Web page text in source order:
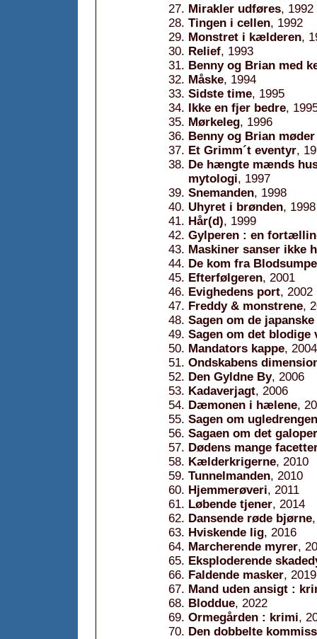
Mirakler udføres, 1992
Tingen i cellen, 1992
Monstret i kælderen,
Relief, 1993
Benny og Brian med
Måske, 1994
Sidste time, 1995
Ikke en fjer bedre,
Mørkeleg, 1996
Benny og Brian
Et Grimm´t eventyr,
De hængte mænds
mytologi, 1997
Snemanden, 1998
Uhyret i brønden, 1998
Hår(d), 1999
Gylperen : en
Maskiner sanser ikke
De kom fra
Efterfølgeren, 2001
Evighedens port, 2002
Freddy & monstrene,
Sagen om de
Sagen om det blodige
Mandators kappe, 2004
Ondskabens
Den Gyldne By, 2006
Kadaverjagt, 2006
Dæmonen i hælene,
Sagen om
Sagaen om det
Dødens mange
Kælderkrigerne, 2010
Tunnelmanden, 2010
Hjemmerøveri, 2011
Løbende tjener, 2014
Dansende røde bjørne
Hviskende lig, 2016
Marcherende myrer,
Eksploderende
Faldende masker, 2019
Mand uden ansigt :
Bloddue, 2022
Ormegården : krimi,
Den dobbelte